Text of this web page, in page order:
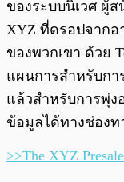
ของระบบนิเวศ ผู้
XYZ ที่ดรอปจากอ
ของพวกเขา ด้วย
แผนการสำหรับกา
แล้วสำหรับการพุ่ง
ข้อมูลได้ทางช่องท
>>The XYZ